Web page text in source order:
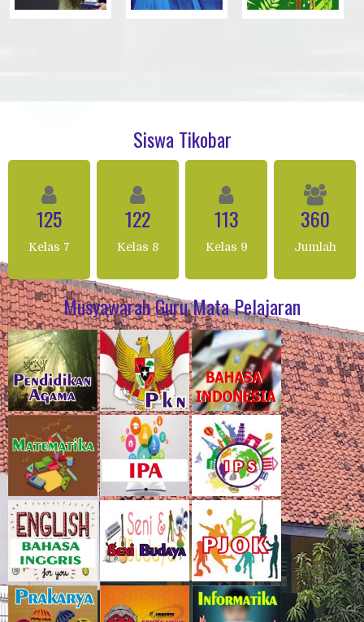
Siswa Tikobar
125
Kelas 7
122
Kelas 8
113
Kelas 9
360
Jumlah
Musyawarah Guru Mata Pelajaran